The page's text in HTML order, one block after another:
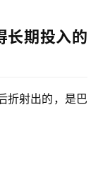
长期投入的
折射出的，是巴